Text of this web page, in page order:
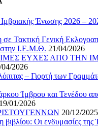
Ένωσης 2026 –
Τακτική Γενική
Ι.Ε.Μ.Θ. 21/04/2026
ΕΥΧΕΣ ΑΠΟ ΤΗΝ
04/2026
– Γιορτή των
Ίμβρου και Τενέδου
19/01/2026
20/12/2025
βιβλίου: Οι ενδυμασίες της